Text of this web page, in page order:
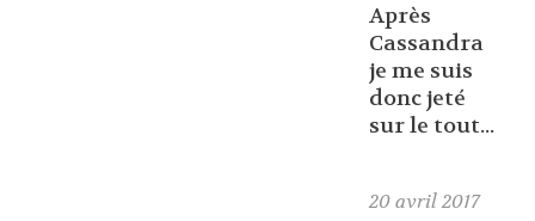
Après
Cassandra
je me suis
donc jeté
sur le tout...
20 avril 2017